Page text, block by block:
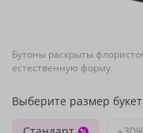
Бутоны раскрыты
естественную форму.
Выберите размер